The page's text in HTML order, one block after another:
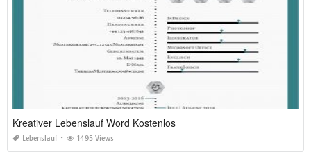
Kreativer Lebenslauf Word Kostenlos
Lebenslauf 1495 Views